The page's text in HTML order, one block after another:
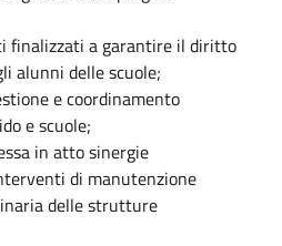
finalizzati a garantire il diritto
alunni delle scuole;
e coordinamento
e scuole;
in atto sinergie
di manutenzione
delle strutture